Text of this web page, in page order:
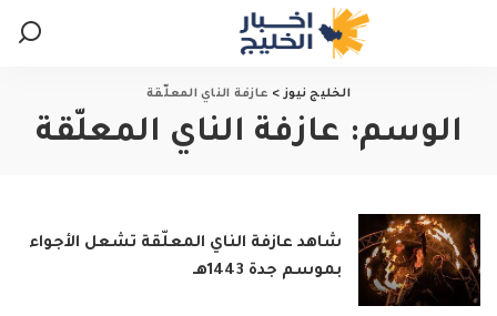
الخليج نيوز> عازفة الناي المعلّقة
الوسم: عازفة الناي المعلّقة
شاهد عازفة الناي المعلّقة تشعل الأجواء
بموسم جدة 1443هـ